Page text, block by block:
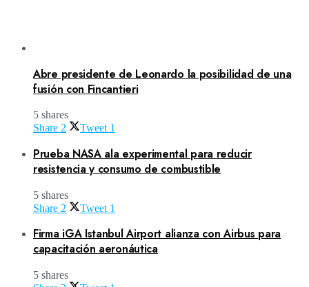
Abre presidente de Leonardo la posibilidad de una
fusión con Fincantieri
5 shares
Share 2 Tweet 1
Prueba NASA ala experimental para reducir
resistencia y consumo de combustible
5 shares
Share 2 Tweet 1
Firma iGA Istanbul Airport alianza con Airbus para
capacitación aeronáutica
5 shares